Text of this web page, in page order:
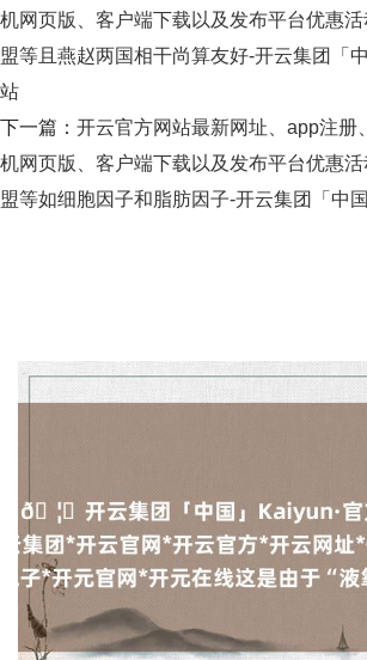
机网页版、客户端下载以及发布平台优惠
盟等且燕赵两国相干尚算友好-开云集团「
站
下一篇： 开云官方网站最新网址、app注册
机网页版、客户端下载以及发布平台优惠
盟等如细胞因子和脂肪因子-开云集团「中